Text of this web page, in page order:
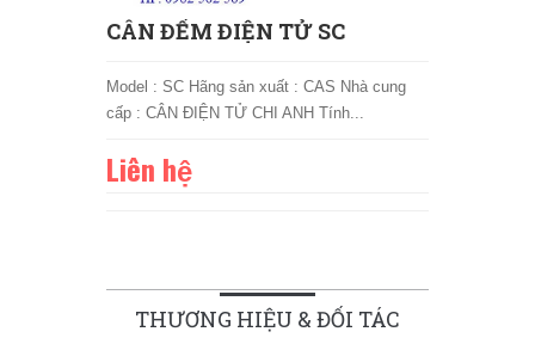
CÂN ĐẾM ĐIỆN TỬ SC
Model : SC Hãng sản xuất : CAS Nhà cung
cấp : CÂN ĐIỆN TỬ CHI ANH Tính...
Liên hệ
THƯƠNG HIỆU & ĐỐI TÁC